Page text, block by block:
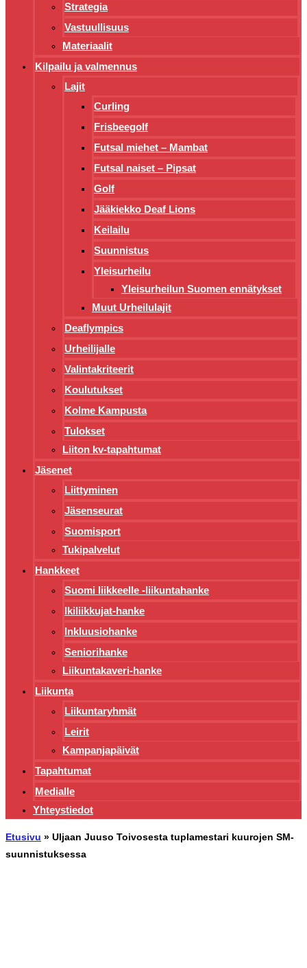
Strategia
Vastuullisuus
Materiaalit
Kilpailu ja valmennus
Lajit
Curling
Frisbeegolf
Futsal miehet – Mambat
Futsal naiset – Pipsat
Golf
Jääkiekko Deaf Lions
Keilailu
Suunnistus
Yleisurheilu
Yleisurheilun Suomen ennätykset
Muut Urheilulajit
Deaflympics
Urheilijalle
Valintakriteerit
Koulutukset
Kolme Kampusta
Tulokset
Liiton kv-tapahtumat
Jäsenet
Liittyminen
Jäsenseurat
Suomisport
Tukipalvelut
Hankkeet
Suomi liikkeelle -liikuntahanke
Ikiliikkujat-hanke
Inkluusiohanke
Seniorihanke
Liikuntakaveri-hanke
Liikunta
Liikuntaryhmät
Leirit
Kampanjapäivät
Tapahtumat
Medialle
Yhteystiedot
Etusivu » Uljaan Juuso Toivosesta tuplamestari kuurojen SM-
suunnistuksessa